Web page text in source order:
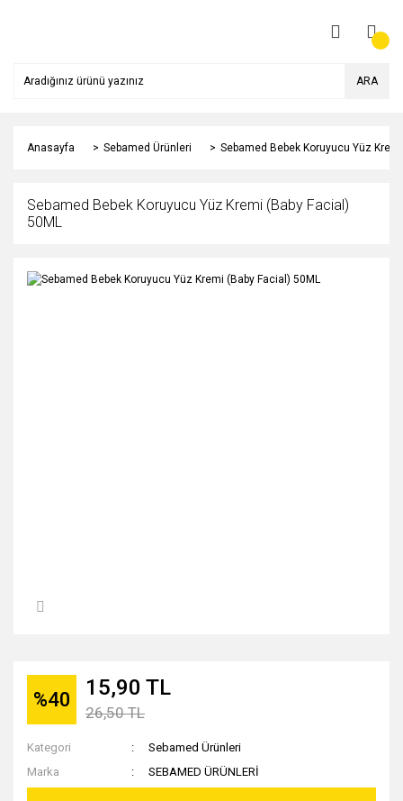
ARA
Anasayfa Sebamed Ürünleri Sebamed Bebek Koruyucu Yüz
Sebamed Bebek Koruyucu Yüz Kremi (Baby Facial)
50ML
%40 15,90 TL
26,50 TL
Kategori
Sebamed Ürünleri
Marka
SEBAMED ÜRÜNLERİ